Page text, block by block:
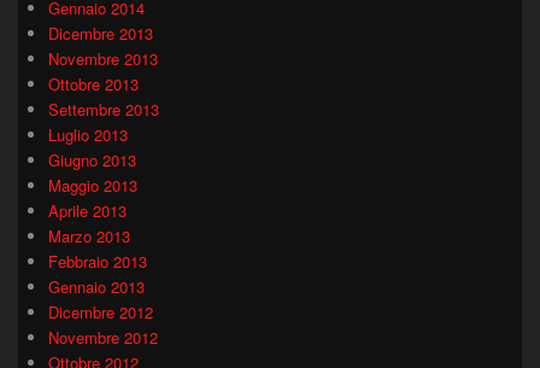
Gennaio 2014
Dicembre 2013
Novembre 2013
Ottobre 2013
Settembre 2013
Luglio 2013
Giugno 2013
Maggio 2013
Aprile 2013
Marzo 2013
Febbraio 2013
Gennaio 2013
Dicembre 2012
Novembre 2012
Ottobre 2012